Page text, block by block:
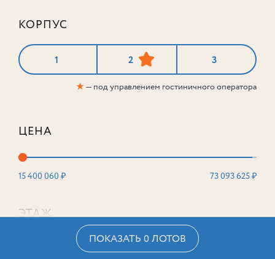
КОРПУС
1 2 3
★— под управлением гостиничного оператора
ЦЕНА
15 400 060 ₽ 73 093 625 ₽
ЭТАЖ
ПОКАЗАТЬ 0 ЛОТОВ